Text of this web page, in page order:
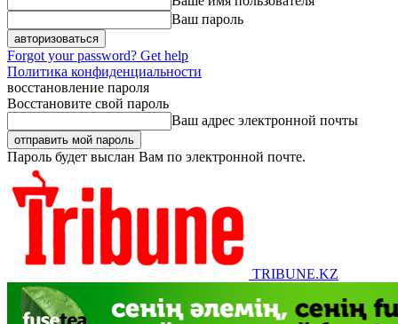
Ваш пароль
Forgot your password? Get help
Политика конфиденциальности
восстановление пароля
Восстановите свой пароль
Ваш адрес электронной почты
Пароль будет выслан Вам по электронной почте.
TRIBUNE.KZ